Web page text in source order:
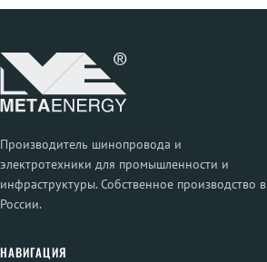
Производитель шинопровода и
электротехники для промышленности и
инфраструктуры. Собственное производство в
России.
НАВИГАЦИЯ